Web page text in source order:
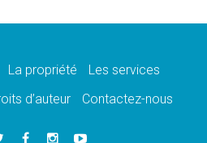
et mémoire nationale
par l'empathie» estime
La propriété
Les services
d’auteur Contactez-nous